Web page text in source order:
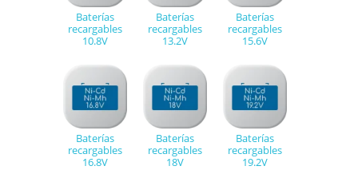
Baterías
recargables
10.8V
Baterías
recargables
13.2V
Baterías
recargables
15.6V
Baterías
recargables
16.8V
Baterías
recargables
18V
Baterías
recargables
19.2V